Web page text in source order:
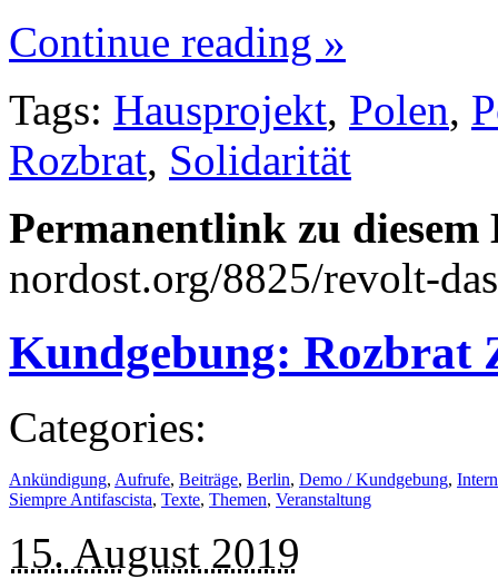
Continue reading »
Tags: Hausprojekt, Polen,
Rozbrat, Solidarität
Permanentlink zu
nordost.org/8825/revolt-
Kundgebung: Rozbrat
Categories:
Ankündigung, Aufrufe, Beiträge, Berlin, Demo / Kundgebung,
Siempre Antifascista, Texte, Themen, Veranstaltung
15. August 2019